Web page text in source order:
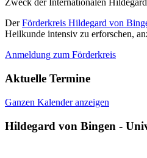
Zweck der Internationalen
DerFörderkreis Hildegard von
Heilkunde intensiv zu erforschen,
Anmeldung zum Förderkreis
Aktuelle Termine
Ganzen Kalender anzeigen
Hildegard von Bingen -